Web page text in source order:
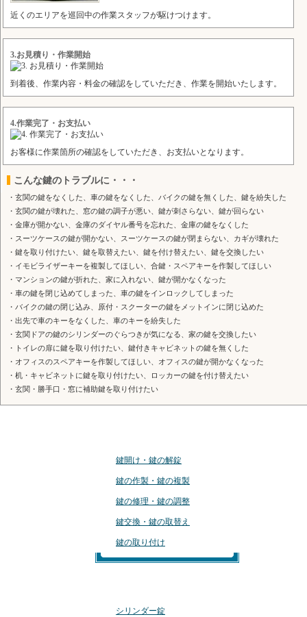
近くのエリアを巡回中の作業スタッフが駆けつけます。
3.お見積り・作業開始
到着後、作業内容・料金の確認をしていただき、作業を開始いたします。
4.作業完了・お支払い
お客様に作業箇所の確認をしていただき、お支払いとなります。
こんな鍵のトラブルに・・・
・玄関の鍵をなくした、車の鍵をなくした、バイクの鍵を無くした、鍵を紛失した
・玄関の鍵が壊れた、窓の鍵の調子が悪い、鍵が刺さらない、鍵が回らない
・金庫が開かない、金庫のダイヤル番号を忘れた、金庫の鍵をなくした
・スーツケースの鍵が開かない、スーツケースの鍵が閉まらない、カギが壊れた
・鍵を取り付けたい、鍵を取替えたい、鍵を付け替えたい、鍵を交換したい
・イモビライザーキーを複製してほしい、合鍵・スペアキーを作製してほしい
・マンションの鍵が折れた、家に入れない、鍵が開かなくなった
・車の鍵を閉じ込めてしまった、車の鍵をインロックしてしまった
・バイクの鍵の閉じ込み、原付・スクーターの鍵をメットインに閉じ込めた
・出先で車のキーをなくした、車のキーを紛失した
・玄関ドアの鍵のシリンダーのぐらつきが気になる、家の鍵を交換したい
・トイレの扉に鍵を取り付けたい、鍵付きキャビネットの鍵を無くした
・オフィスのスペアキーを作製してほしい、オフィスの鍵が開かなくなった
・机・キャビネットに鍵を取り付けたい、ロッカーの鍵を付け替えたい
・玄関・勝手口・窓に補助鍵を取り付けたい
鍵開け・鍵の解錠
鍵の作製・鍵の複製
鍵の修理・鍵の調整
鍵交換・鍵の取替え
鍵の取り付け
シリンダー錠